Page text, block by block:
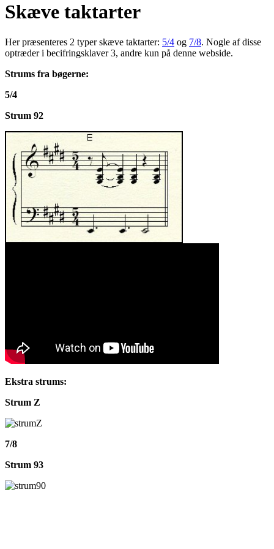
Skæve taktarter
Her præsenteres 2 typer skæve taktarter: 5/4 og 7/8. Nogle af disse
optræder i becifringsklaver 3, andre kun på denne webside.
Strums fra bøgerne:
5/4
Strum 92
Ekstra strums:
Strum Z
7/8
Strum 93